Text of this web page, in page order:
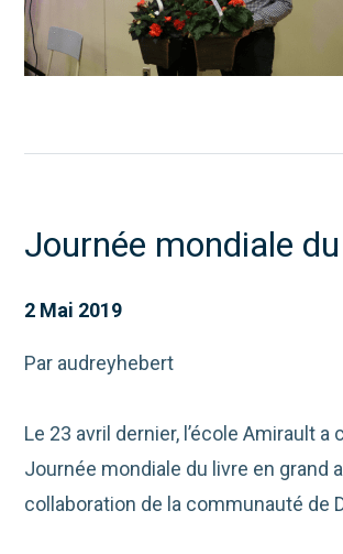
Journée mondiale
2 Mai 2019
Par audreyhebert
Le 23 avril dernier, l’école Amirault a
Journée mondiale du livre en grand
collaboration de la communauté de